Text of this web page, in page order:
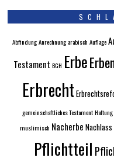
AbfindungAnrechnungarabisch Auflage
Testament BGH Erbe
Erbrecht
gemeinschaftliches TestamentHaftung
muslimisch Nacherbe Nachlass
Pflichtteil